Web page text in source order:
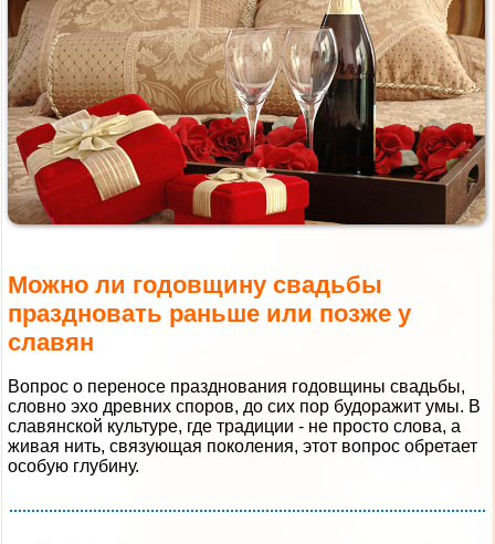
Можно ли годовщину свадьбы
праздновать раньше или позже у
славян
Вопрос о переносе празднования годовщины свадьбы,
словно эхо древних споров, до сих пор будоражит умы. В
славянской культуре, где традиции - не просто слова, а
живая нить, связующая поколения, этот вопрос обретает
особую глубину.